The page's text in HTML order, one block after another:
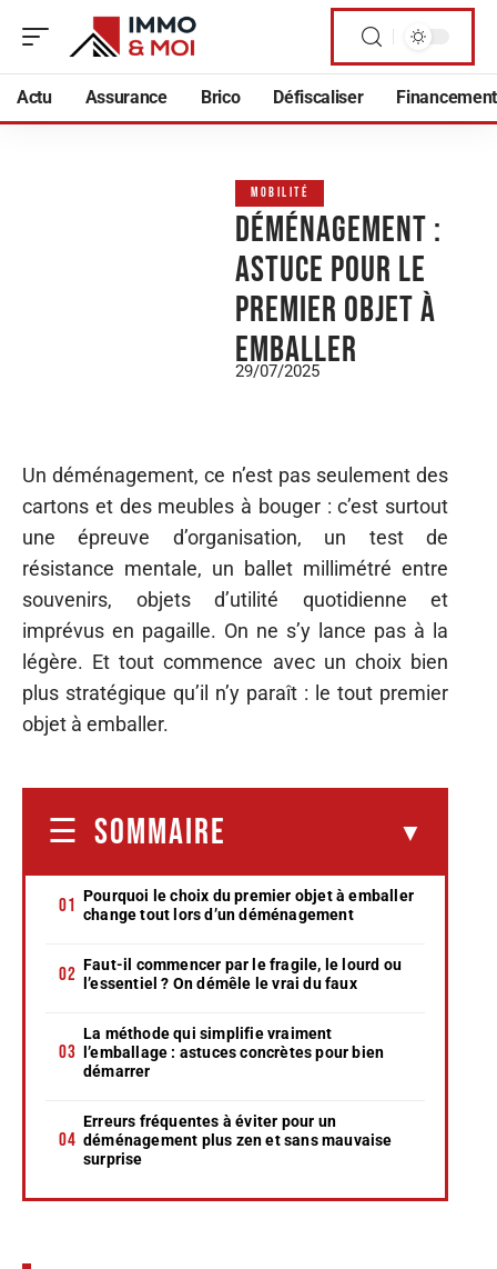
Actu Assurance Brico Défiscaliser Financement
MOBILITÉ
Déménagement :
Astuce pour le
premier objet à
emballer
29/07/2025
Un déménagement, ce n’est pas seulement des
cartons et des meubles à bouger : c’est surtout
une épreuve d’organisation, un test de
résistance mentale, un ballet millimétré entre
souvenirs, objets d’utilité quotidienne et
imprévus en pagaille. On ne s’y lance pas à la
légère. Et tout commence avec un choix bien
plus stratégique qu’il n’y paraît : le tout premier
objet à emballer.
SOMMAIRE
Pourquoi le choix du premier objet à emballer
change tout lors d’un déménagement
Faut-il commencer par le fragile, le lourd ou
l’essentiel ? On démêle le vrai du faux
La méthode qui simplifie vraiment
l’emballage : astuces concrètes pour bien
démarrer
Erreurs fréquentes à éviter pour un
déménagement plus zen et sans mauvaise
surprise